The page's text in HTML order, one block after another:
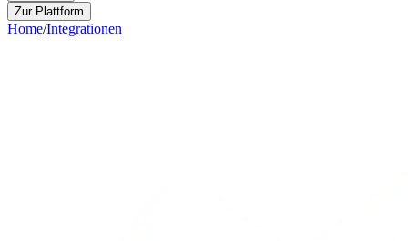
Zur Plattform
Home/Integrationen